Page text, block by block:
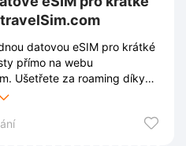
datovou eSIM pro krátké
přímo na webu
Ušetřete za roaming díky
připojení v mnoha